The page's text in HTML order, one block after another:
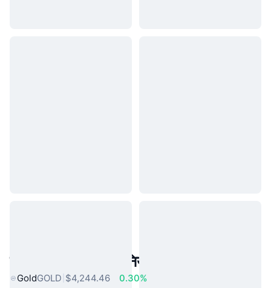
लोकप्रिय वास्तविक दुनिया की संपत्तियां
GoldGOLD $4,244.46
0.30%